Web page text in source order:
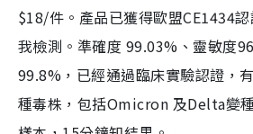
$18/件。產品已獲得歐盟CE1434
我檢測。準確度 99.03%、靈敏度
99.8%，已經通過臨床實驗認證，
種毒株，包括Omicron 及Delta變